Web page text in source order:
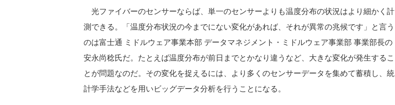
光ファイバーのセンサーならば、単一のセンサーよりも温度分布の状況はより細かく計
測できる。「温度分布状況の今までにない変化があれば、それが異常の兆候です」と言う
のは富士通 ミドルウェア事業本部 データマネジメント・ミドルウェア事業部 事業部長の
安永尚稔氏だ。たとえば温度分布が前日までとかなり違うなど、大きな変化が発生するこ
とが問題なのだ。その変化を捉えるには、より多くのセンサーデータを集めて蓄積し、統
計学手法などを用いビッグデータ分析を行うことになる。